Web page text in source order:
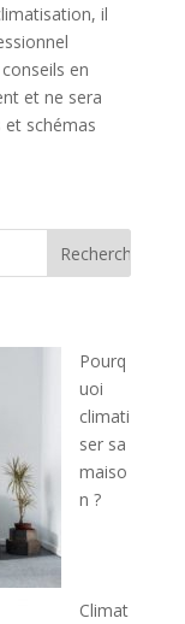
il
en
et ne sera
et schémas
Pourq
uoi
climati
ser sa
maiso
n ?
Climat